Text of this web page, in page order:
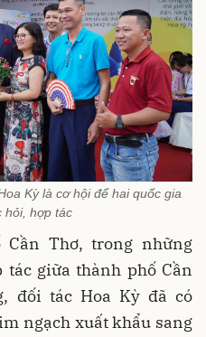
Kỳ là cơ hội để hai quốc gia
hỏi, hợp tác
Cần Thơ, trong những
giữa thành phố Cần
đối tác Hoa Kỳ đã có
ngạch xuất khẩu sang